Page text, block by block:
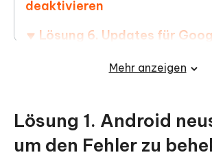
deaktivieren
Lösung 6. Updates für
Dateien herunterladen
Lösung 8. App-
Mehr anzeigen
Lösung 1. Android
um den Fehler zu